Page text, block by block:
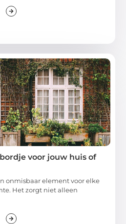
voor jouw huis of
onmisbaar element voor elke
Het zorgt niet alleen